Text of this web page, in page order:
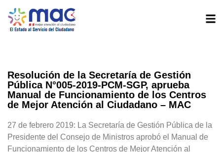
Resolución de la Secretaría de Gestión
Pública N°005-2019-PCM-SGP, aprueba
Manual de Funcionamiento de los Centros
de Mejor Atención al Ciudadano – MAC
27 de febrero 2019: La Secretaría de Gestión Pública de la
Presidente del Consejo de Ministros aprobó el Manual de
Funcionamiento de los Centros de Mejor Atención al